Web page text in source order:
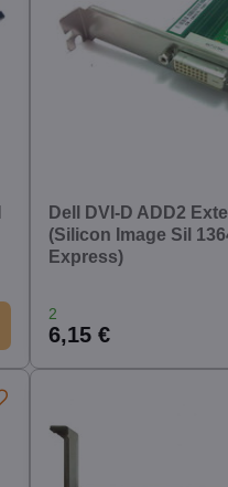
Dell DVI-D ADD2
(Silicon Image Sil
Express)
2
6,15 €